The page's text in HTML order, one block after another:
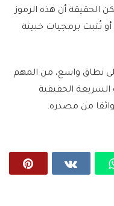
الحقيقة أن هذه الرموز
تُثبت برمجيات خبيثة
على نطاق واسع، من المهم
السريعة الحقيقية
واثقا من مصدره.